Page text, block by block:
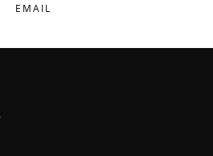
EMAIL